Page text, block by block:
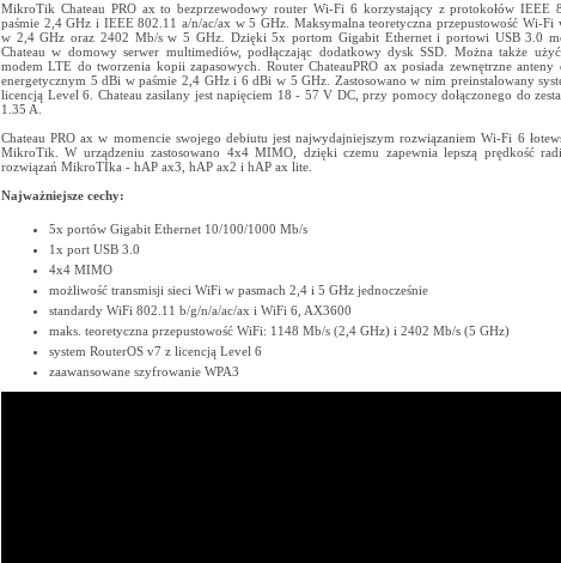
MikroTik Chateau PRO ax to bezprzewodowy router Wi-Fi 6 korzystający z protokołów IEEE
paśmie 2,4 GHz i IEEE 802.11 a/n/ac/ax w 5 GHz. Maksymalna teoretyczna przepustowość Wi-Fi
w 2,4 GHz oraz 2402 Mb/s w 5 GHz. Dzięki 5x portom Gigabit Ethernet i portowi USB 3.0
Chateau w domowy serwer multimediów, podłączając dodatkowy dysk SSD. Można także
modem LTE do tworzenia kopii zapasowych. Router ChateauPRO ax posiada zewnętrzne
energetycznym 5 dBi w paśmie 2,4 GHz i 6 dBi w 5 GHz. Zastosowano w nim preinstalowany
licencją Level 6. Chateau zasilany jest napięciem 18 - 57 V DC, przy pomocy dołączonego do
1.35 A.
Chateau PRO ax w momencie swojego debiutu jest najwydajniejszym rozwiązaniem Wi-Fi 6
MikroTik. W urządzeniu zastosowano 4x4 MIMO, dzięki czemu zapewnia lepszą prędkość
rozwiązań MikroTIka - hAP ax3, hAP ax2 i hAP ax lite.
Najważniejsze cechy:
5x portów Gigabit Ethernet 10/100/1000 Mb/s
1x port USB 3.0
4x4 MIMO
możliwość transmisji sieci WiFi w pasmach 2,4 i 5 GHz jednocześnie
standardy WiFi 802.11 b/g/n/a/ac/ax i WiFi 6, AX3600
maks. teoretyczna przepustowość WiFi: 1148 Mb/s (2,4 GHz) i 2402 Mb/s (5 GHz)
system RouterOS v7 z licencją Level 6
zaawansowane szyfrowanie WPA3